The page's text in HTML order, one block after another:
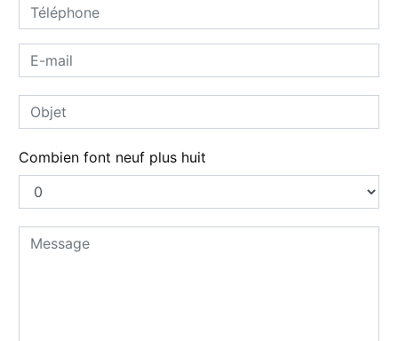
Combien font neuf plus huit